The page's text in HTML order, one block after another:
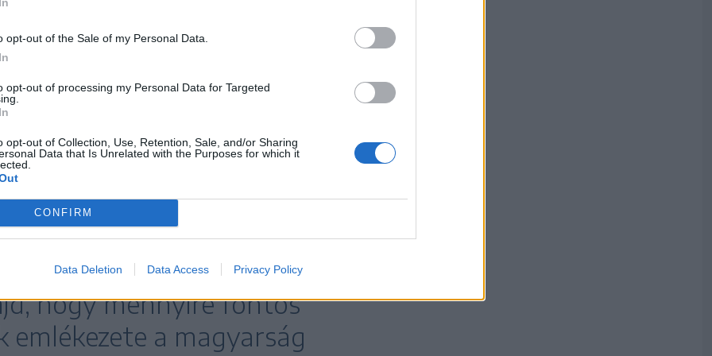
opt-out of the Sale of my Personal Data.
opt-out of processing my Personal Data for Targeted
opt-out of Collection, Use, Retention, Sale, and/or Sharing
Data that Is Unrelated with the Purposes for which it
CONFIRM
Data Deletion Data Access Privacy Policy
céljairól.
a Kárpát-medencében címmel Batthyány-
Alapítvány elnöke, Orosz Örs, a felvidéki Sine
Gyimesbükk polgármestere, Böjte Csaba
Alapítvány alapítója, Kedves Gyula
főigazgatója
és szabadságharc
alkalmával arról
hogy mennyire fontos
emlékezete a magyarság